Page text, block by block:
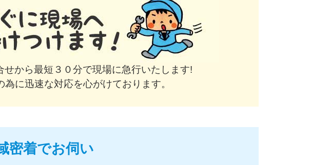
から最短３０分で現場に急行いたします!
に迅速な対応を心がけております。
密着でお伺い